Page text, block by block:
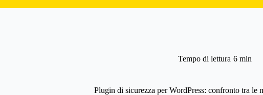
Tempo di lettura 6 min
Plugin di sicurezza per WordPress: confronto tra le